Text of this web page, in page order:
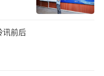
密发布提示性公告
H股并在港交所上
讯前后